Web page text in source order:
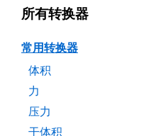
所有转换器
常用转换器
体积
力
压力
干体积